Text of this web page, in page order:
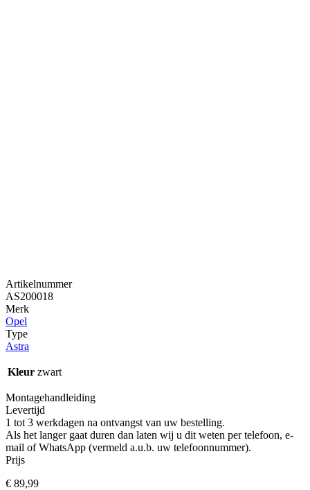
Artikelnummer
AS200018
Merk
Opel
Type
Astra
Kleur zwart
Montagehandleiding
Levertijd
1 tot 3 werkdagen na ontvangst van uw bestelling.
Als het langer gaat duren dan laten wij u dit weten per telefoon, e-
mail of WhatsApp (vermeld a.u.b. uw telefoonnummer).
Prijs
€ 89,99